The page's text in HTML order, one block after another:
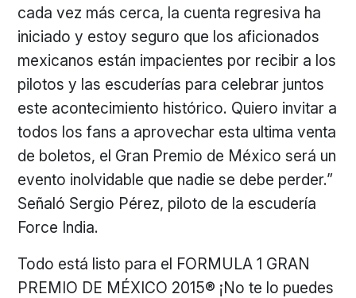
cada vez más cerca, la cuenta regresiva ha
iniciado y estoy seguro que los aficionados
mexicanos están impacientes por recibir a los
pilotos y las escuderías para celebrar juntos
este acontecimiento histórico. Quiero invitar a
todos los fans a aprovechar esta ultima venta
de boletos, el Gran Premio de México será un
evento inolvidable que nadie se debe perder.”
Señaló Sergio Pérez, piloto de la escudería
Force India.
Todo está listo para el FORMULA 1 GRAN
PREMIO DE MÉXICO 2015® ¡No te lo puedes